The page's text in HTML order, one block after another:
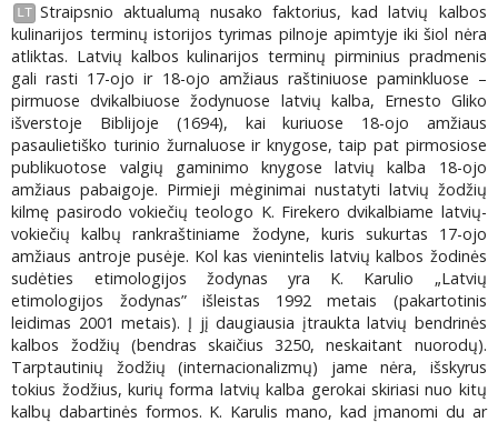
LT Straipsnio aktualumą nusako faktorius, kad latvių kalbos
kulinarijos terminų istorijos tyrimas pilnoje apimtyje iki šiol nėra
atliktas. Latvių kalbos kulinarijos terminų pirminius pradmenis
gali rasti 17-ojo ir 18-ojo amžiaus raštiniuose paminkluose –
pirmuose dvikalbiuose žodynuose latvių kalba, Ernesto Gliko
išverstoje Biblijoje (1694), kai kuriuose 18-ojo amžiaus
pasaulietiško turinio žurnaluose ir knygose, taip pat pirmosiose
publikuotose valgių gaminimo knygose latvių kalba 18-ojo
amžiaus pabaigoje. Pirmieji mėginimai nustatyti latvių žodžių
kilmę pasirodo vokiečių teologo K. Firekero dvikalbiame latvių-
vokiečių kalbų rankraštiniame žodyne, kuris sukurtas 17-ojo
amžiaus antroje pusėje. Kol kas vienintelis latvių kalbos žodinės
sudėties etimologijos žodynas yra K. Karulio „Latvių
etimologijos žodynas” išleistas 1992 metais (pakartotinis
leidimas 2001 metais). Į jį daugiausia įtraukta latvių bendrinės
kalbos žodžių (bendras skaičius 3250, neskaitant nuorodų).
Tarptautinių žodžių (internacionalizmų) jame nėra, išskyrus
tokius žodžius, kurių forma latvių kalba gerokai skiriasi nuo kitų
kalbų dabartinės formos. K. Karulis mano, kad įmanomi du ar